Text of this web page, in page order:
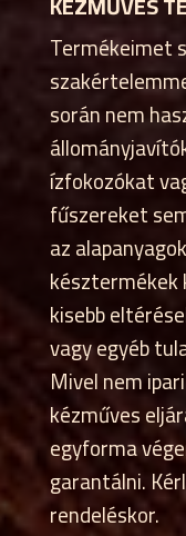
Termékeimet
során nem
ízfokozókat
fűszereket
az
kisebb
vagy egyéb
Mivel nem
kézműves
egyforma
garantálni.
rendeléskor.